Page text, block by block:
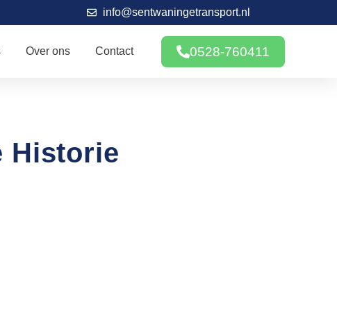
info@sentwaningetransport.nl
Over ons Contact 0528-760411
Historie